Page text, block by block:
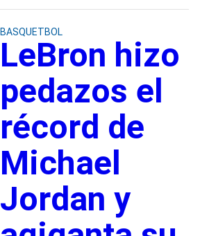
BASQUETBOL
LeBron hizo
pedazos el
récord de
Michael
Jordan y